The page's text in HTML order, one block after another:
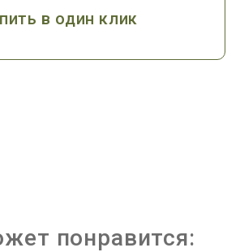
в один клик
понравится: